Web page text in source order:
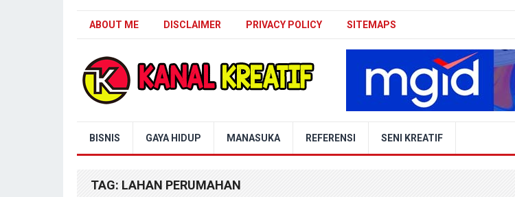
ABOUT ME DISCLAIMER PRIVACY POLICY SITEMAPS
BISNIS GAYA HIDUP MANASUKA REFERENSI SENI KREATIF
TAG: LAHAN PERUMAHAN